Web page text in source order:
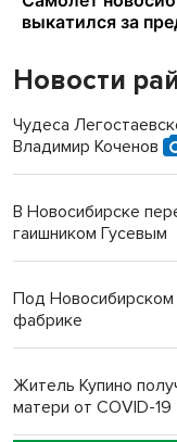
Новости
Чудеса
Владимир Коченов
В Новосибирске
гаишником Гусевым
Под Новосибирском
фабрике
Житель Купино
матери от COVID-19